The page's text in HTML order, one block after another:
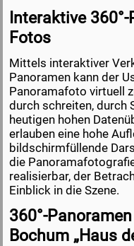
Interaktive
Fotos
Mittels interaktiver
Panoramen kann der
Panoramafoto virtuell
durch schreiten, durch
heutigen hohen
erlauben eine hohe
bildschirmfüllende
die
realisierbar, der
Einblick in die Szene.
360°-
Bochum „Haus